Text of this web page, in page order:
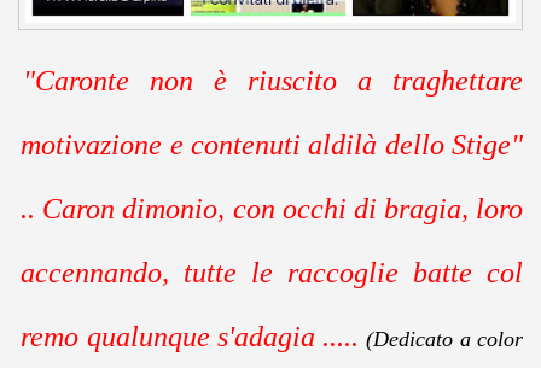
"Caronte non è riuscito a traghettare
motivazione e contenuti aldilà dello Stige"
.. Caron dimonio, con occhi di bragia, loro
accennando, tutte le raccoglie batte col
remo qualunque s'adagia ..... (Dedicato a color